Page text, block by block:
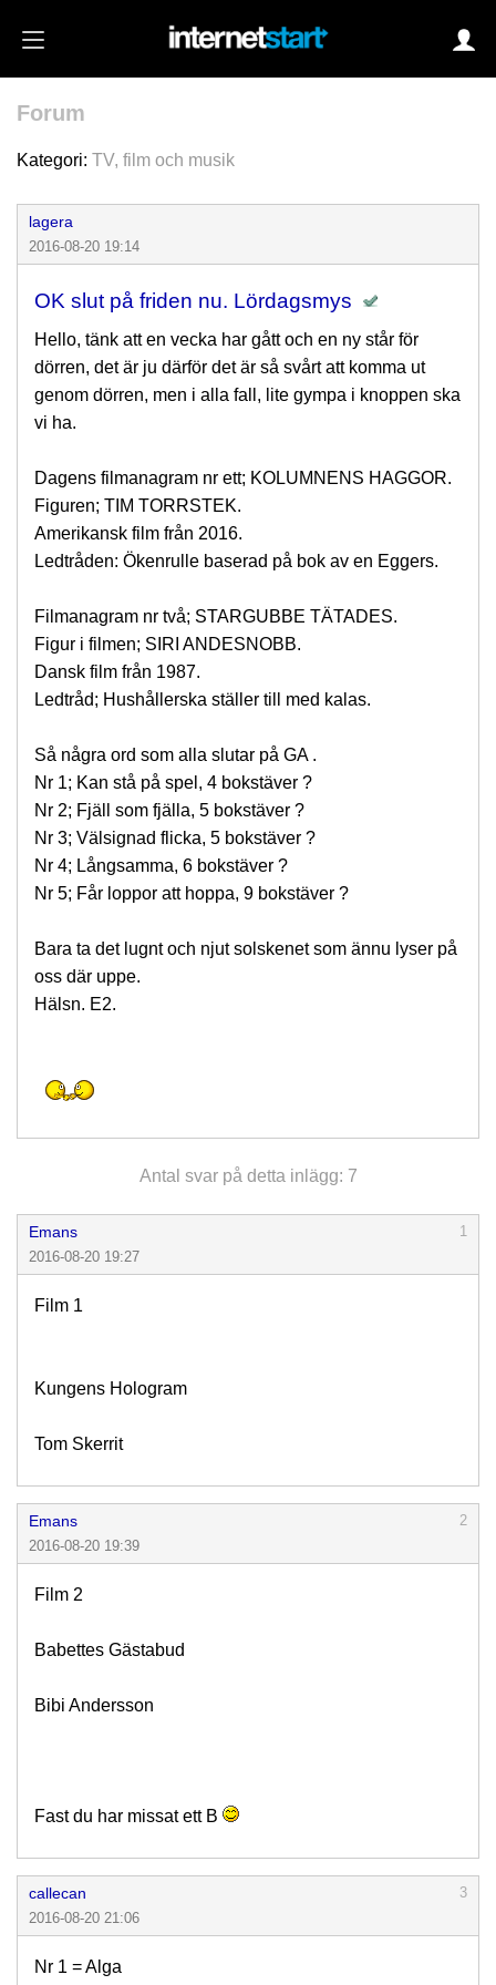
• Glömt lösenord?
Forum
Kategori: TV, film och musik
lagera
2016-08-20 19:14
OK slut på friden nu. Lördagsmys
Hello, tänk att en vecka har gått och en ny står för
dörren, det är ju därför det är så svårt att komma ut
genom dörren, men i alla fall, lite gympa i knoppen ska
vi ha.
Dagens filmanagram nr ett; KOLUMNENS HAGGOR.
Figuren; TIM TORRSTEK.
Amerikansk film från 2016.
Ledtråden: Ökenrulle baserad på bok av en Eggers.
Filmanagram nr två; STARGUBBE TÄTADES.
Figur i filmen; SIRI ANDESNOBB.
Dansk film från 1987.
Ledtråd; Hushållerska ställer till med kalas.
Så några ord som alla slutar på GA .
Nr 1; Kan stå på spel, 4 bokstäver ?
Nr 2; Fjäll som fjälla, 5 bokstäver ?
Nr 3; Välsignad flicka, 5 bokstäver ?
Nr 4; Långsamma, 6 bokstäver ?
Nr 5; Får loppor att hoppa, 9 bokstäver ?
Bara ta det lugnt och njut solskenet som ännu lyser på
oss där uppe.
Hälsn. E2.
Antal svar på detta inlägg: 7
Emans
1
2016-08-20 19:27
Film 1
Kungens Hologram
Tom Skerrit
Emans
2
2016-08-20 19:39
Film 2
Babettes Gästabud
Bibi Andersson
Fast du har missat ett B
callecan
3
2016-08-20 21:06
Nr 1 = Alga